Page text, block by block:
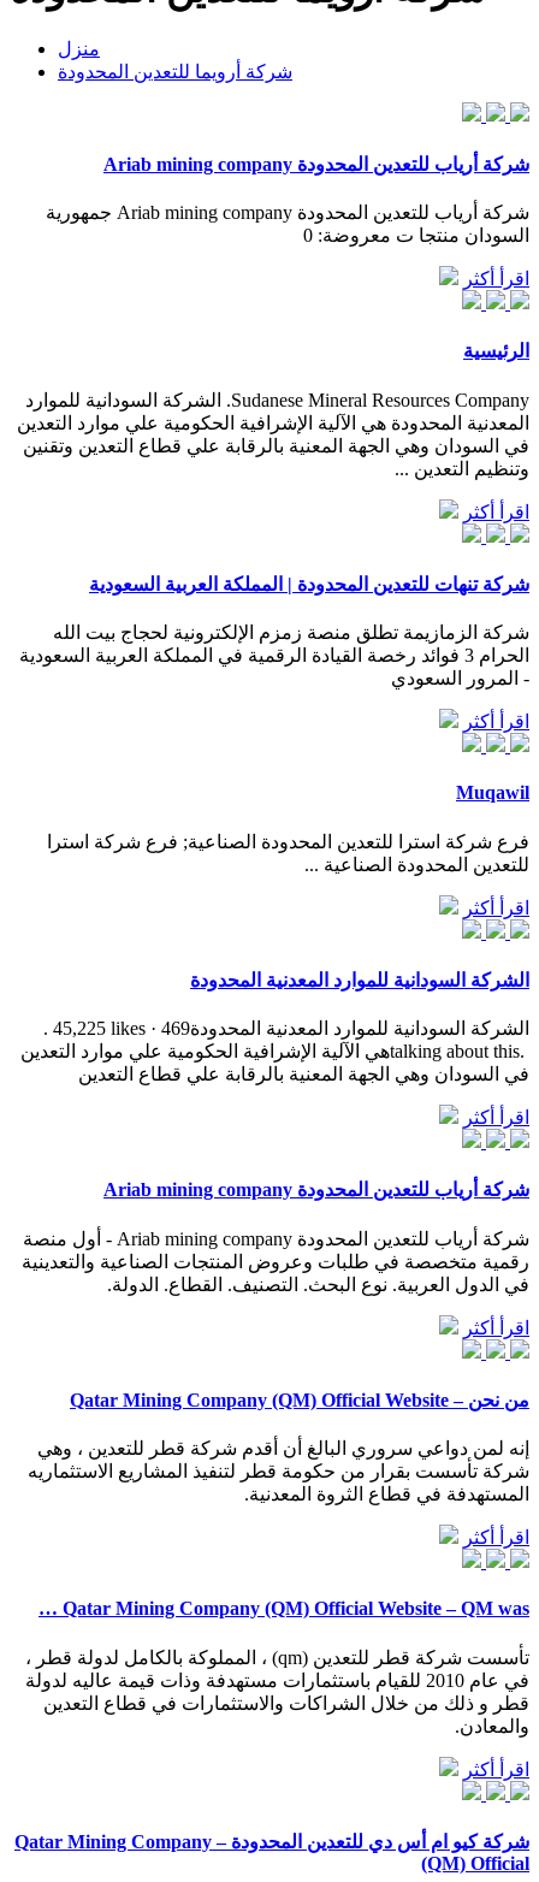
منزل
شركة أرويما للتعدين المحدودة
شركة أرياب للتعدين المحدودة Ariab mining company
شركة أرياب للتعدين المحدودة Ariab mining company جمهورية
السودان منتجا ت معروضة: 0
اقرأ أكثر
الرئيسية
Sudanese Mineral Resources Company. الشركة السودانية للموارد
المعدنية المحدودة هي الآلية الإشرافية الحكومية علي موارد التعدين
في السودان وهي الجهة المعنية بالرقابة علي قطاع التعدين وتقنين
وتنظيم التعدين ...
اقرأ أكثر
شركة تنهات للتعدين المحدودة | المملكة العربية السعودية
شركة الزمازيمة تطلق منصة زمزم الإلكترونية لحجاج بيت الله
الحرام 3 فوائد رخصة القيادة الرقمية في المملكة العربية السعودية
- المرور السعودي
اقرأ أكثر
Muqawil
فرع شركة استرا للتعدين المحدودة الصناعية; فرع شركة استرا
للتعدين المحدودة الصناعية ...
اقرأ أكثر
الشركة السودانية للموارد المعدنية المحدودة
‎الشركة السودانية للموارد المعدنية المحدودة‎. 45,225 likes · 469
talking about this. ‎هي الآلية الإشرافية الحكومية علي موارد التعدين
في السودان وهي الجهة المعنية بالرقابة علي قطاع التعدين‎
اقرأ أكثر
شركة أرياب للتعدين المحدودة Ariab mining company
شركة أرياب للتعدين المحدودة Ariab mining company - أول منصة
رقمية متخصصة في طلبات وعروض المنتجات الصناعية والتعدينية
في الدول العربية. نوع البحث. التصنيف. القطاع. الدولة.
اقرأ أكثر
من نحن – Qatar Mining Company (QM) Official Website
إنه لمن دواعي سروري البالغ أن أقدم شركة قطر للتعدين ، وهي
شركة تأسست بقرار من حكومة قطر لتنفيذ المشاريع الاستثماريه
المستهدفة في قطاع الثروة المعدنية.
اقرأ أكثر
Qatar Mining Company (QM) Official Website – QM was …
تأسست شركة قطر للتعدين (qm) ، المملوكة بالكامل لدولة قطر ،
في عام 2010 للقيام باستثمارات مستهدفة وذات قيمة عاليه لدولة
قطر و ذلك من خلال الشراكات والاستثمارات في قطاع التعدين
والمعادن.
اقرأ أكثر
شركة كيو ام أس دي للتعدين المحدودة – Qatar Mining Company
(QM) Official